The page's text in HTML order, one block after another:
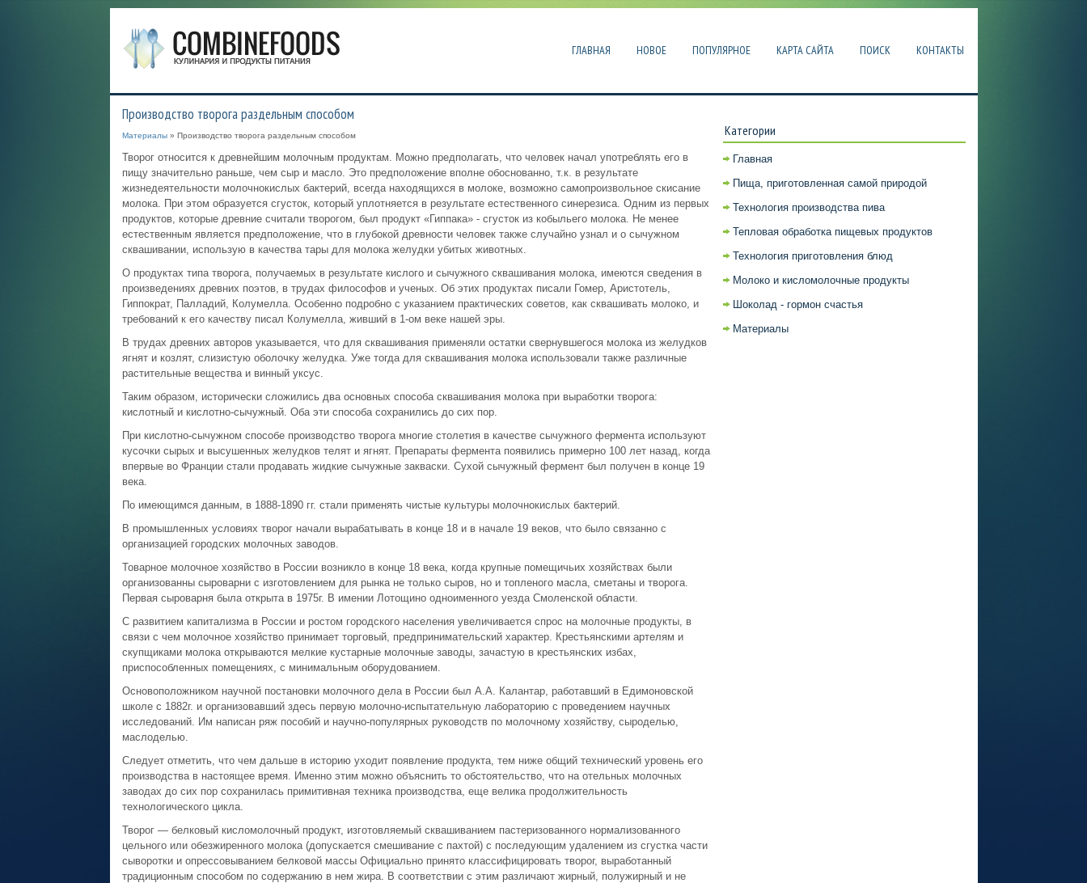
ГЛАВНАЯ НОВОЕ ПОПУЛЯРНОЕ КАРТА САЙТА ПОИСК КОНТАКТЫ
Производство творога раздельным способом
Материалы» Производство творога раздельным способом
Творог относится к древнейшим молочным продуктам. Можно предполагать, что человек начал употреблять его в
пищу значительно раньше, чем сыр и масло. Это предположение вполне обоснованно, т.к. в результате
жизнедеятельности молочнокислых бактерий, всегда находящихся в молоке, возможно самопроизвольное скисание
молока. При этом образуется сгусток, который уплотняется в результате естественного синерезиса. Одним из первых
продуктов, которые древние считали творогом, был продукт «Гиппака» - сгусток из кобыльего молока. Не менее
естественным является предположение, что в глубокой древности человек также случайно узнал и о сычужном
сквашивании, использую в качества тары для молока желудки убитых животных.
О продуктах типа творога, получаемых в результате кислого и сычужного сквашивания молока, имеются сведения в
произведениях древних поэтов, в трудах философов и ученых. Об этих продуктах писали Гомер, Аристотель,
Гиппократ, Палладий, Колумелла. Особенно подробно с указанием практических советов, как сквашивать молоко, и
требований к его качеству писал Колумелла, живший в 1-ом веке нашей эры.
В трудах древних авторов указывается, что для сквашивания применяли остатки свернувшегося молока из желудков
ягнят и козлят, слизистую оболочку желудка. Уже тогда для сквашивания молока использовали также различные
растительные вещества и винный уксус.
Таким образом, исторически сложились два основных способа сквашивания молока при выработки творога:
кислотный и кислотно-сычужный. Оба эти способа сохранились до сих пор.
При кислотно-сычужном способе производство творога многие столетия в качестве сычужного фермента используют
кусочки сырых и высушенных желудков телят и ягнят. Препараты фермента появились примерно 100 лет назад, когда
впервые во Франции стали продавать жидкие сычужные закваски. Сухой сычужный фермент был получен в конце 19
века.
По имеющимся данным, в 1888-1890 гг. стали применять чистые культуры молочнокислых бактерий.
В промышленных условиях творог начали вырабатывать в конце 18 и в начале 19 веков, что было связанно с
организацией городских молочных заводов.
Товарное молочное хозяйство в России возникло в конце 18 века, когда крупные помещичьих хозяйствах были
организованны сыроварни с изготовлением для рынка не только сыров, но и топленого масла, сметаны и творога.
Первая сыроварня была открыта в 1975г. В имении Лотощино одноименного уезда Смоленской области.
С развитием капитализма в России и ростом городского населения увеличивается спрос на молочные продукты, в
связи с чем молочное хозяйство принимает торговый, предпринимательский характер. Крестьянскими артелям и
скупщиками молока открываются мелкие кустарные молочные заводы, зачастую в крестьянских избах,
приспособленных помещениях, с минимальным оборудованием.
Основоположником научной постановки молочного дела в России был А.А. Калантар, работавший в Едимоновской
школе с 1882г. и организовавший здесь первую молочно-испытательную лабораторию с проведением научных
исследований. Им написан ряж пособий и научно-популярных руководств по молочному хозяйству, сыроделью,
маслоделью.
Следует отметить, что чем дальше в историю уходит появление продукта, тем ниже общий технический уровень его
производства в настоящее время. Именно этим можно объяснить то обстоятельство, что на отельных молочных
заводах до сих пор сохранилась примитивная техника производства, еще велика продолжительность
технологического цикла.
Творог — белковый кисломолочный продукт, изготовляемый сквашиванием пастеризованного нормализованного
цельного или обезжиренного молока (допускается смешивание с пахтой) с последующим удалением из сгустка части
сыворотки и опрессовыванием белковой массы Официально принято классифицировать творог, выработанный
традиционным способом по содержанию в нем жира. В соответствии с этим различают жирный, полужирный и не
Категории
Главная
Пища, приготовленная самой природой
Технология производства пива
Тепловая обработка пищевых продуктов
Технология приготовления блюд
Молоко и кисломолочные продукты
Шоколад - гормон счастья
Материалы